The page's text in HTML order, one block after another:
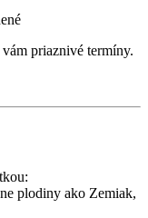
priaznivé termíny.
plodiny ako Zemiak,